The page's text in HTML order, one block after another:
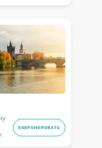
ЗАБРОНИРОВАТЬ